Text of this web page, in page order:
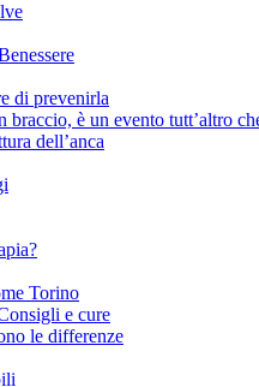
di prevenirla
è un evento tutt’altro
dell’anca
Torino
e cure
le differenze